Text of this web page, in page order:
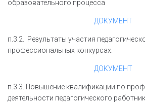
образовательного процесса
ДОКУМЕНТ
п.3.2. Результаты участия
профессиональных конкурсах.
ДОКУМЕНТ
п.3.3. Повышение квалификации по
деятельности педагогического